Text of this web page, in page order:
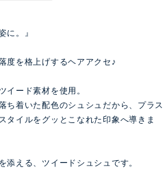
に。』
度を格上げするヘアアクセ♪
イード素材を使用。
ち着いた配色のシュシュだから、プラス
タイルをグッとこなれた印象へ導きま
添える、ツイードシュシュです。